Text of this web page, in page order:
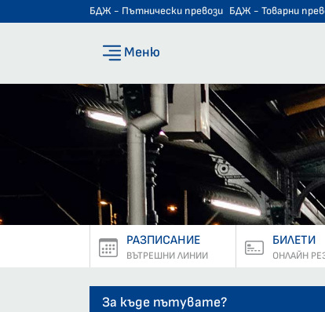
БДЖ - Пътнически превози БДЖ - Товарни
Меню
РАЗПИСАНИЕ
ВЪТРЕШНИ ЛИНИИ
БИЛЕТИ
ОНЛАЙН
За къде пътувате?